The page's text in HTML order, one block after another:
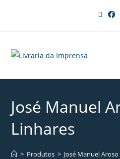
José Manuel
Linhares
> Produtos > José Manuel